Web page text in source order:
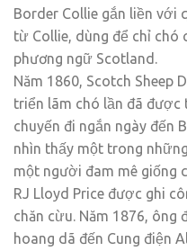
Border Collie gắn liền với
từ Collie, dùng để chỉ chó
phương ngữ Scotland.
Năm 1860, Scotch Sheep
triển lãm chó lần đã
chuyến đi ngắn ngày đến
nhìn thấy một trong
một người đam mê giống
RJ Lloyd Price được ghi
chăn cừu. Năm 1876, ông
hoang dã đến Cung điện